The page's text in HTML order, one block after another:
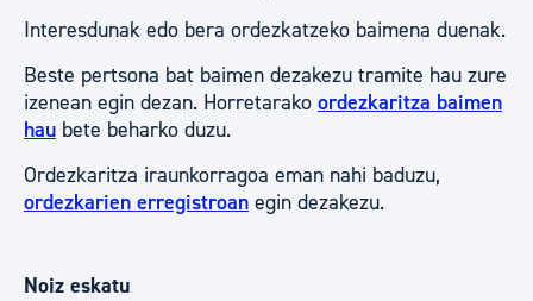
Interesdunak edo bera ordezkatzeko baimena duenak.
Beste pertsona bat baimen dezakezu tramite hau zure
izenean egin dezan. Horretarako ordezkaritza baimen
hau bete beharko duzu.
Ordezkaritza iraunkorragoa eman nahi baduzu,
ordezkarien erregistroan egin dezakezu.
Noiz eskatu